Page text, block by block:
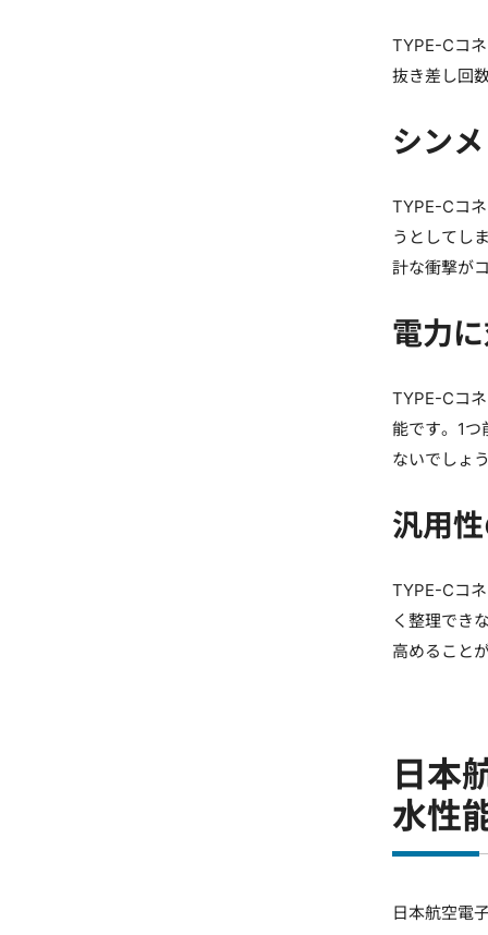
TYPE-Cコ
抜き差し回
シン
TYPE-Cコ
うとしてし
計な衝撃が
電力
TYPE-Cコ
能です。1
ないでしょ
汎用
TYPE-Cコ
く整理でき
高めること
日本
水性
日本航空電